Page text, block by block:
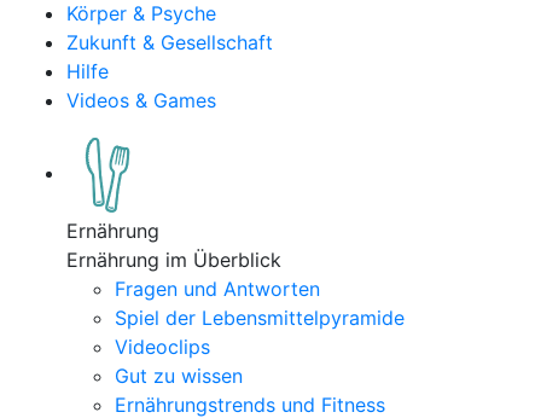
Körper & Psyche
Zukunft & Gesellschaft
Hilfe
Videos & Games
Ernährung
Ernährung im Überblick
Fragen und Antworten
Spiel der Lebensmittelpyramide
Videoclips
Gut zu wissen
Ernährungstrends und Fitness